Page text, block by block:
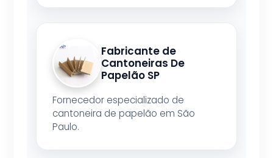
Fabricante de
Cantoneiras De
Papelão SP
Fornecedor especializado de
cantoneira de papelão em São
Paulo.